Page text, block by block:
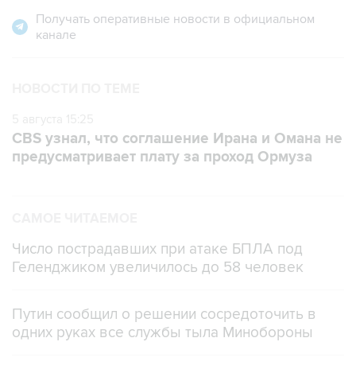
Получать оперативные новости в официальном
канале
5 августа 15:25
CBS узнал, что соглашение Ирана и Омана не
предусматривает плату за проход Ормуза
Число пострадавших при атаке БПЛА под
Геленджиком увеличилось до 58 человек
Путин сообщил о решении сосредоточить в
одних руках все службы тыла Минобороны